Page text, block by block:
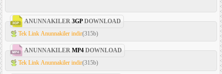
ANUNNAKILER 3GP DOWNLOAD
Tek Link Anunnakiler indir(315b)
ANUNNAKILER MP4 DOWNLOAD
Tek Link Anunnakiler indir(315b)